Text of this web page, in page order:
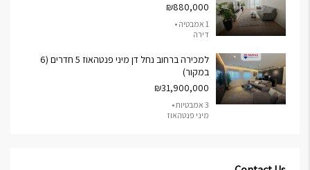
₪880,000
1 אמבטיה •
דירה
למכירה ברחוב נחל דן מיני פנטהאוז 5 חדרים (6
במקור)
₪31,900,000
3 אמבטיות •
מיני פנטהאוז